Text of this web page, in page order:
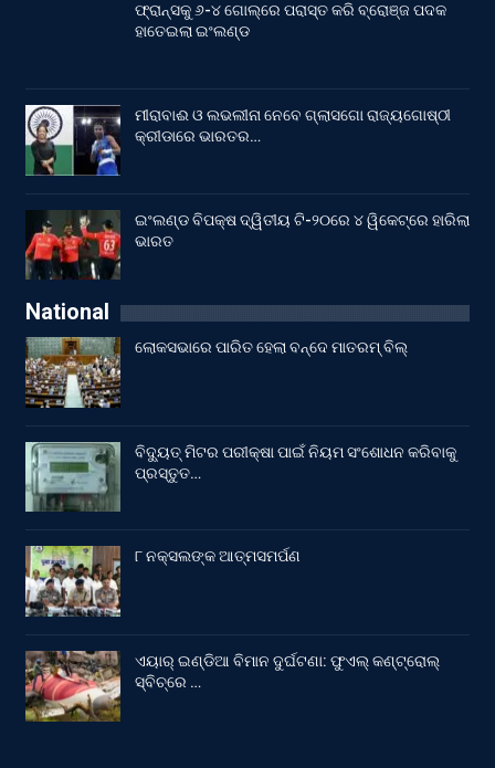
ଫ୍ରାନ୍ସକୁ ୬-୪ ଗୋଲ୍‌ରେ ପରାସ୍ତ କରି ବ୍ରୋଞ୍ଜ ପଦକ
ହାତେଇଲା ଇଂଲଣ୍ଡ
ମୀରାବାଈ ଓ ଲଭଲୀନା ନେବେ ଗ୍ଲାସଗୋ ରାଜ୍ୟଗୋଷ୍ଠୀ
କ୍ରୀଡାରେ ଭାରତର…
ଇଂଲଣ୍ଡ ବିପକ୍ଷ ଦ୍ୱିତୀୟ ଟି-୨୦ରେ ୪ ୱିକେଟ୍‌ରେ ହାରିଲା
ଭାରତ
National
ଲୋକସଭାରେ ପାରିତ ହେଲା ବନ୍ଦେ ମାତରମ୍‌ ବିଲ୍‌
ବିଦ୍ୟୁତ୍ ମିଟର ପରୀକ୍ଷା ପାଇଁ ନିୟମ ସଂଶୋଧନ କରିବାକୁ
ପ୍ରସ୍ତୁତ…
୮ ନକ୍ସଲଙ୍କ ଆତ୍ମସମର୍ପଣ
ଏୟାର୍ ଇଣ୍ଡିଆ ବିମାନ ଦୁର୍ଘଟଣା: ଫୁଏଲ୍‌ କଣ୍ଟ୍ରୋଲ୍‌
ସ୍ବିଚ୍‌ରେ …